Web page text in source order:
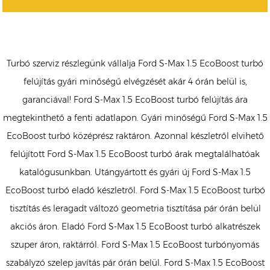
Turbó szerviz részlegünk vállalja Ford S-Max 1.5 EcoBoost turbó
felújítás gyári minőségű elvégzését akár 4 órán belül is,
garanciával! Ford S-Max 1.5 EcoBoost turbó felújítás ára
megtekinthető a fenti adatlapon. Gyári minőségű Ford S-Max 1.5
EcoBoost turbó középrész raktáron. Azonnal készletről elvihető
felújított Ford S-Max 1.5 EcoBoost turbó árak megtalálhatóak
katalógusunkban. Utángyártott és gyári új Ford S-Max 1.5
EcoBoost turbó eladó készletről. Ford S-Max 1.5 EcoBoost turbó
tisztítás és leragadt változó geometria tisztítása pár órán belül
akciós áron. Eladó Ford S-Max 1.5 EcoBoost turbó alkatrészek
szuper áron, raktárról. Ford S-Max 1.5 EcoBoost turbónyomás
szabályzó szelep javítás pár órán belül. Ford S-Max 1.5 EcoBoost